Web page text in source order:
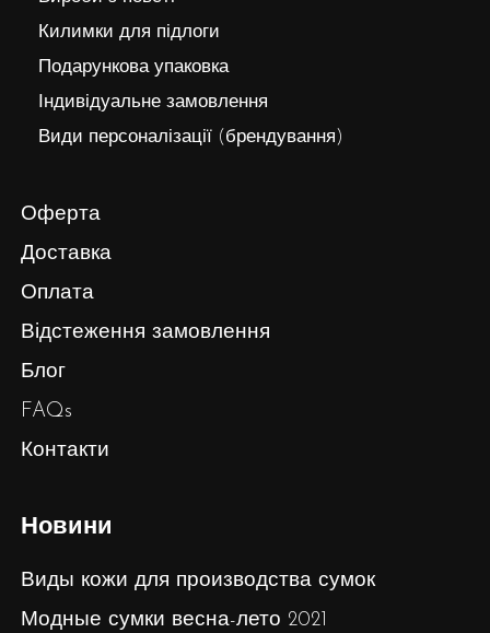
Килимки для підлоги
Подарункова упаковка
Індивідуальне замовлення
Види персоналізації (брендування)
Оферта
Доставка
Оплата
Відстеження замовлення
Блог
FAQs
Контакти
Новини
Виды кожи для производства сумок
Модные сумки весна-лето 2021